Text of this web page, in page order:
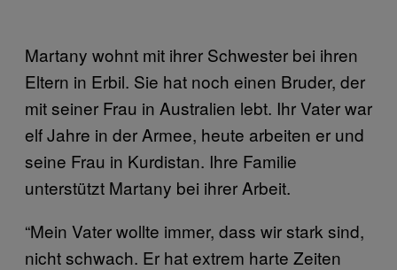
Martany wohnt mit ihrer Schwester bei ihren
Eltern in Erbil. Sie hat noch einen Bruder, der
mit seiner Frau in Australien lebt. Ihr Vater war
elf Jahre in der Armee, heute arbeiten er und
seine Frau in Kurdistan. Ihre Familie
unterstützt Martany bei ihrer Arbeit.
“Mein Vater wollte immer, dass wir stark sind,
nicht schwach. Er hat extrem harte Zeiten